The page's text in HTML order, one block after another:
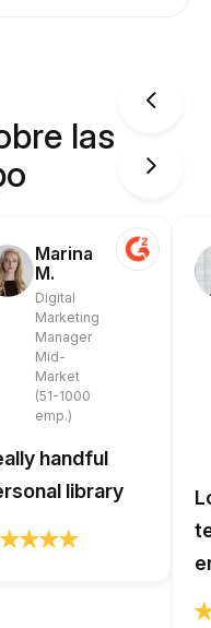
las
Marina
M.
Digital
Marketing
Manager
Mid-
Market
(51-1000
emp.)
handful
library